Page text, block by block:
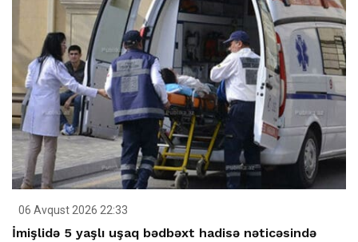
06 Avqust 2026 22:33
İmişlidə 5 yaşlı uşaq bədbəxt hadisə nəticəsində